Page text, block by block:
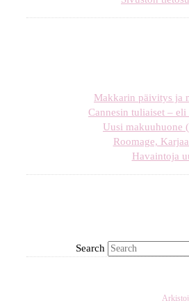
Makkarin päivitys ja
Cannesin tuliaiset –
Uusi makuuhuone
Roomage,
Havaintoja
Search